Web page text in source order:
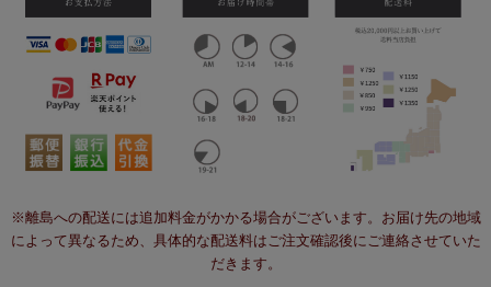
※離島への配送には追加料金がかかる場合がございます。お届け先の地域
によって異なるため、具体的な配送料はご注文確認後にご連絡させていた
だきます。